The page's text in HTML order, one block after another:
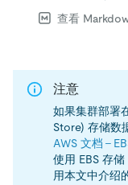
查看
注意
如果集群部署
Store) 存储数
AWS 文档 -
使用 EBS 存
用本文中介绍